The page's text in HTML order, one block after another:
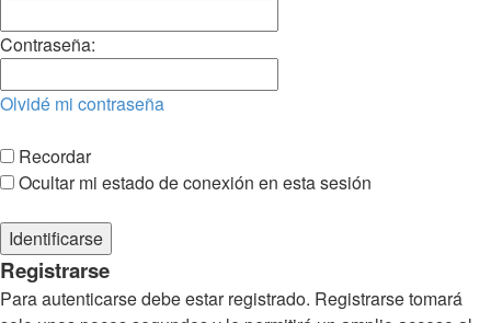
Contraseña:
Olvidé mi contraseña
Recordar
Ocultar mi estado de conexión en esta sesión
Registrarse
Para autenticarse debe estar registrado. Registrarse tomará